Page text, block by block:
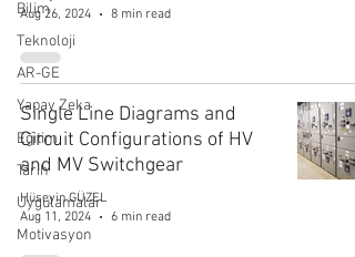
Bilim
Teknoloji
AR-GE
Yapay Zeka
Eğitim
Tarih
Uygulamalar
Motivasyon
Aug 26, 2024
8 min read
Single Line Diagrams and
Circuit Configurations of HV
and MV Switchgear
Hüseyin GÜZEL
Aug 11, 2024
6 min read